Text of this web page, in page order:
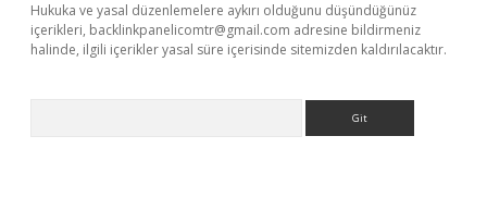
Hukuka ve yasal düzenlemelere aykırı olduğunu düşündüğünüz
içerikleri, backlinkpanelicomtr@gmail.com adresine bildirmeniz
halinde, ilgili içerikler yasal süre içerisinde sitemizden kaldırılacaktır.